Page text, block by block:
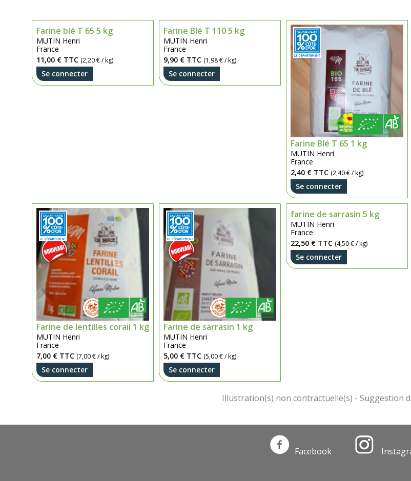
Farine blé T 65 5 kg
MUTIN Henri
France
11,00 € TTC (2,20 € / kg)
Se connecter
Farine Blé T 110 5 kg
MUTIN Henri
France
9,90 € TTC (1,98 € / kg)
Se connecter
Farine Blé T 65 1 kg
MUTIN Henri
France
2,40 € TTC (2,40 € / kg)
Se connecter
Farine de lentilles corail 1 kg
MUTIN Henri
France
7,00 € TTC (7,00 € / kg)
Se connecter
Farine de sarrasin 1 kg
MUTIN Henri
France
5,00 € TTC (5,00 € / kg)
Se connecter
farine de sarrasin 5 kg
MUTIN Henri
France
22,50 € TTC (4,50 € / kg)
Se connecter
Facebook